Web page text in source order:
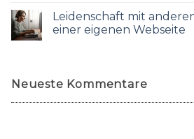
Leidenschaft mit
einer eigenen Webseite
Neueste Kommentare